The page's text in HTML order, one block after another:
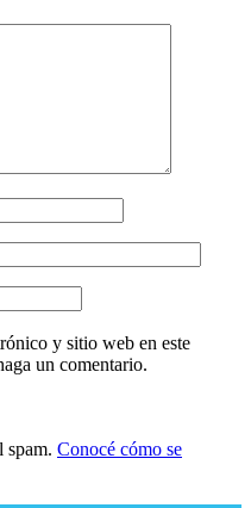
y sitio web en este
un comentario.
spam. Conocé cómo se